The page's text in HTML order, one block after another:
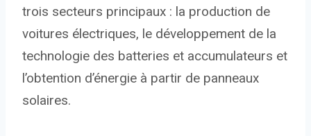
trois secteurs principaux : la production de
voitures électriques, le développement de la
technologie des batteries et accumulateurs et
l’obtention d’énergie à partir de panneaux
solaires.